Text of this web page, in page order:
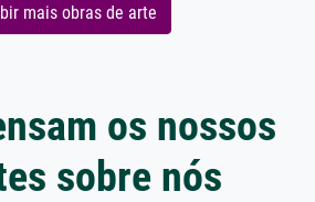
mais obras de arte
os nossos
sobre nós